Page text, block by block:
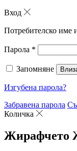
Вход
Потребителско име
Парола *
Запомняне
Изгубена парола?
Забравена парола
Количка
Жирафчето